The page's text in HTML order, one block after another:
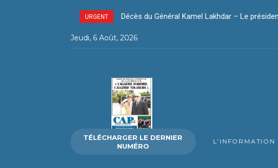
URGENT Décès du Général Kamel Lakhdar – Le
Investissements étrangers – Mise en place
Jeudi, 6 Août, 2026
TÉLÉCHARGER LE DERNIER
NUMÉRO